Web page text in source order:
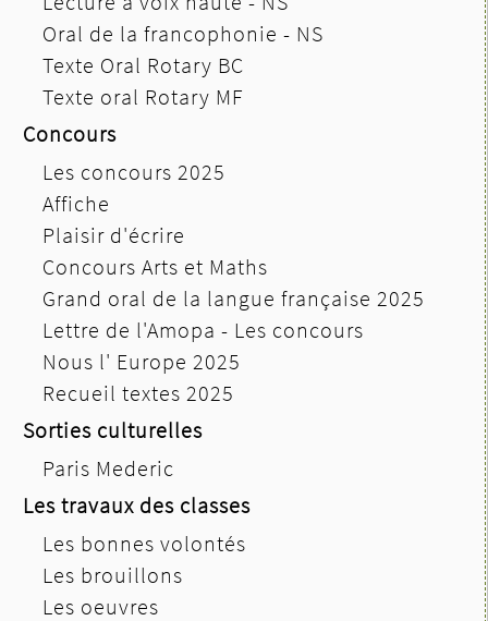
Oral de la francophonie - NS
Texte Oral Rotary BC
Texte oral Rotary MF
Concours
Les concours 2025
Affiche
Plaisir d'écrire
Concours Arts et Maths
Grand oral de la langue française 2025
Lettre de l'Amopa - Les concours
Nous l' Europe 2025
Recueil textes 2025
Sorties culturelles
Paris Mederic
Les travaux des classes
Les bonnes volontés
Les brouillons
Les oeuvres